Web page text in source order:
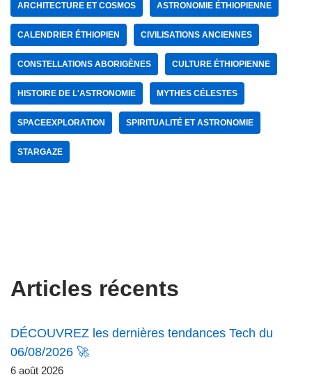
ARCHITECTURE ET COSMOS ASTRONOMIE ÉTHIOPIENNE
CALENDRIER ÉTHIOPIEN CIVILISATIONS ANCIENNES
CONSTELLATIONS ABORIGÈNES CULTURE ÉTHIOPIENNE
HISTOIRE DE L'ASTRONOMIE MYTHES CÉLESTES
SPACEEXPLORATION SPIRITUALITÉ ET ASTRONOMIE
STARGAZE
Articles récents
DÉCOUVREZ les dernières tendances Tech du
06/08/2026 🚀
6 août 2026